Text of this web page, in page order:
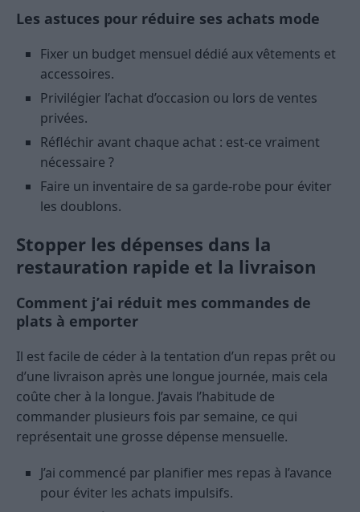
Les astuces pour réduire ses achats mode
Fixer un budget mensuel dédié aux vêtements et
accessoires.
Privilégier l’achat d’occasion ou lors de ventes
privées.
Réfléchir avant chaque achat : est-ce vraiment
nécessaire ?
Faire un inventaire de sa garde-robe pour éviter
les doublons.
Stopper les dépenses dans la
restauration rapide et la livraison
Comment j’ai réduit mes commandes de
plats à emporter
Il est facile de céder à la tentation d’un repas prêt ou
d’une livraison après une longue journée, mais cela
coûte cher à la longue. J’avais l’habitude de
commander plusieurs fois par semaine, ce qui
représentait une grosse dépense mensuelle.
J’ai commencé par planifier mes repas à l’avance
pour éviter les achats impulsifs.